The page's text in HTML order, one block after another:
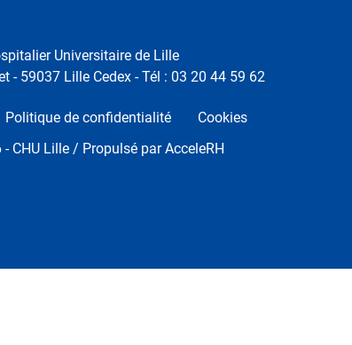
Universitaire de Lille
- 59037 Lille Cedex - Tél : 03 20 44 59 62
Politique de confidentialité
Cookies
- CHU Lille / Propulsé parAcceleRH